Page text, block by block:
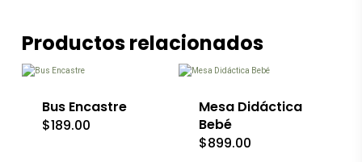
Productos relacionados
Bus Encastre
$189.00
Mesa Didáctica
Bebé
$899.00